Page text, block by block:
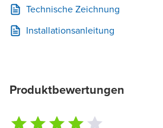
Technische Zeichnung
Installationsanleitung
Produktbewertungen